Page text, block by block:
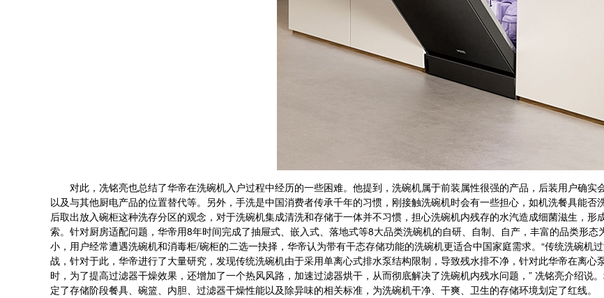
对此，冼铭亮也总结了华帝在洗碗机入户过程中经历的一些困难。他提到，洗碗机属于前装属性很强的产品，后装用户确实
以及与其他厨电产品的位置替代等。另外，手洗是中国消费者传承千年的习惯，刚接触洗碗机时会有一些担心，如机洗餐具能
后取出放入碗柜这种洗存分区的观念，对于洗碗机集成清洗和存储于一体并不习惯，担心洗碗机内残存的水汽造成细菌滋生
索。针对厨房适配问题，华帝用8年时间完成了抽屉式、嵌入式、落地式等8大品类洗碗机的自研、自制、自产，丰富的品类形
小，用户经常遭遇洗碗机和消毒柜/碗柜的二选一抉择，华帝认为带有干态存储功能的洗碗机更适合中国家庭需求。“传统洗碗机
战，针对于此，华帝进行了大量研究，发现传统洗碗机由于采用单离心式排水泵结构限制，导致残水排不净，针对此华帝在离
时，为了提高过滤器干燥效果，还增加了一个热风风路，加速过滤器烘干，从而彻底解决了洗碗机内残水问题，” 冼铭亮介绍
定了存储阶段餐具、碗篮、内胆、过滤器干燥性能以及除异味的相关标准，为洗碗机干净、干爽、卫生的存储环境划定了红线。